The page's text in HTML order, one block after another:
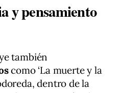
y pensamiento
también
como ‘La muerte y la
dentro de la